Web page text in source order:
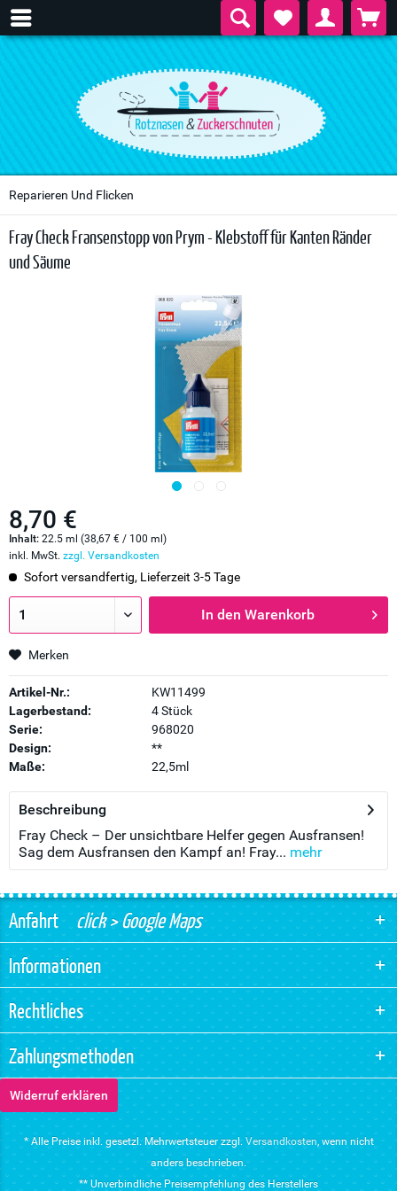
Reparieren Und Flicken
Fray Check Fransenstopp von Prym - Klebstoff für Kanten Ränder
und Säume
8,70 €
Inhalt: 22.5 ml (38,67 € / 100 ml)
inkl. MwSt. zzgl. Versandkosten
Sofort versandfertig, Lieferzeit 3-5 Tage
In den Warenkorb
Merken
Artikel-Nr.:
KW11499
Lagerbestand:
4 Stück
Serie:
968020
Design:
**
Maße:
22,5ml
Beschreibung
Fray Check – Der unsichtbare Helfer gegen Ausfransen!
Sag dem Ausfransen den Kampf an! Fray... mehr
Anfahrtclick > Google Maps
Informationen
Rechtliches
Zahlungsmethoden
Widerruf erklären
* Alle Preise inkl. gesetzl. Mehrwertsteuer zzgl. Versandkosten, wenn nicht
anders beschrieben.
** Unverbindliche Preisempfehlung des Herstellers